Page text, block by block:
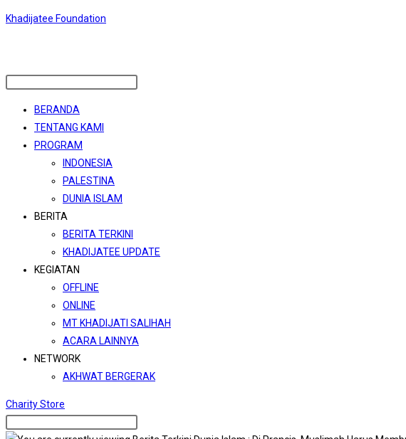
Skip
Khadijatee Foundation
Menu
BERANDA
TENTANG KAMI
PROGRAM
INDONESIA
PALESTINA
DUNIA ISLAM
BERITA
BERITA TERKINI
KHADIJATEE UPDATE
KEGIATAN
OFFLINE
ONLINE
MT KHADIJATI SALIHAH
ACARA LAINNYA
NETWORK
AKHWAT BERGERAK
Charity Store